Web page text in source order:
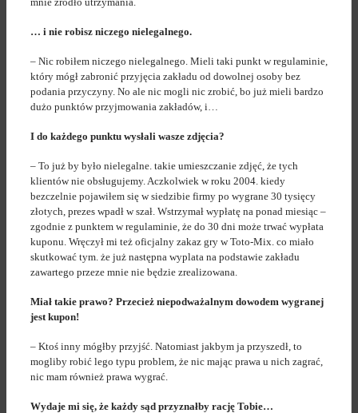
… i nie robisz niczego nielegalnego.
– Nic robiłem niczego nielegalnego. Mieli taki punkt w regulaminie,
który mógł zabronić przyjęcia zakładu od dowolnej osoby bez
podania przyczyny. No ale nic mogli nic zrobić, bo już mieli bardzo
dużo punktów przyjmowania zakładów, i…
I do każdego punktu wysłali wasze zdjęcia?
– To już by było nielegalne. takie umieszczanie zdjęć, że tych
klientów nie obsługujemy. Aczkolwiek w roku 2004. kiedy
bezczelnie pojawiłem się w siedzibie firmy po wygrane 30 tysięcy
złotych, prezes wpadł w szał. Wstrzymał wypłatę na ponad miesiąc –
zgodnie z punktem w regulaminie, że do 30 dni może trwać wypłata
kuponu. Wręczył mi też oficjalny zakaz gry w Toto-Mix. co miało
skutkować tym. że już następna wyplata na podstawie zakładu
zawartego przeze mnie nie będzie zrealizowana.
Miał takie prawo? Przecież niepodważalnym dowodem wygranej
jest kupon!
– Ktoś inny mógłby przyjść. Natomiast jakbym ja przyszedł, to
mogliby robić lego typu problem, że nic mając prawa u nich zagrać,
nic mam również prawa wygrać.
Wydaje mi się, że każdy sąd przyznałby rację Tobie…